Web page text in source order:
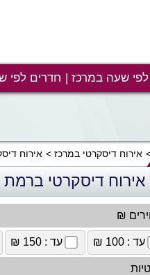
שעה במרכז חדרים לפי
אירוח דיסקרטי במרכז אירוח
אירוח דיסקרטי ברמת
₪
עד : 100 ₪ עד : 150 ₪